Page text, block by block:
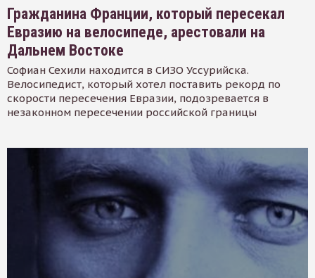
Гражданина Франции, который пересекал
Евразию на велосипеде, арестовали на
Дальнем Востоке
Софиан Сехили находится в СИЗО Уссурийска.
Велосипедист, который хотел поставить рекорд по
скорости пересечения Евразии, подозревается в
незаконном пересечении российской границы